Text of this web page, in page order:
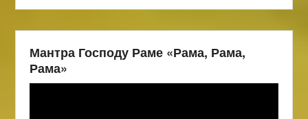
Мантра Господу Раме «Рама, Рама,
Рама»